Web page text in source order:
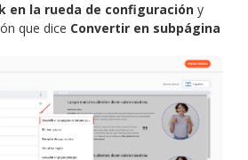
en la rueda de configuracióny
que dice Convertir en subpágina